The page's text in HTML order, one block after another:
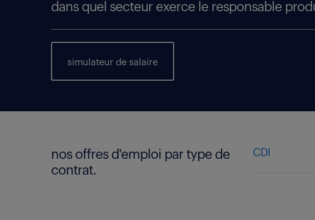
dans quel secteur exerce le responsable
simulateur de salaire
nos offres d'emploi par type de
contrat.
CDI